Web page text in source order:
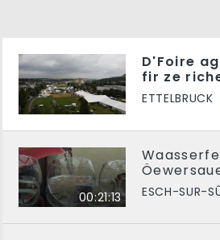
D'Foire
fir ze
ETTELBRUCK
00:21:13 ESCH-SUR-